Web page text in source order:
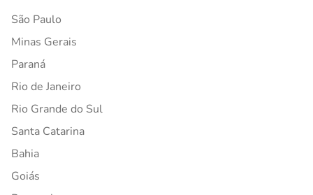
São Paulo
Minas Gerais
Paraná
Rio de Janeiro
Rio Grande do Sul
Santa Catarina
Bahia
Goiás